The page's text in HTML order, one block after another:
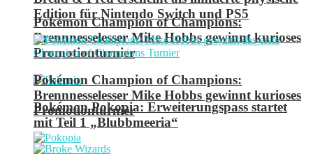
Pokémon Champion of Champions:
Brennnesselesser Mike Hobbs gewinnt kurioses
Promotionturnier
Pokémon Pokopia: Erweiterungspass startet
mit Teil 1 „Blubbmeeria“
Edition für Nintendo Switch und PS5
Pokémon Champion of Champions:
Brennnesselesser Mike Hobbs gewinnt kurioses
Promotionturnier